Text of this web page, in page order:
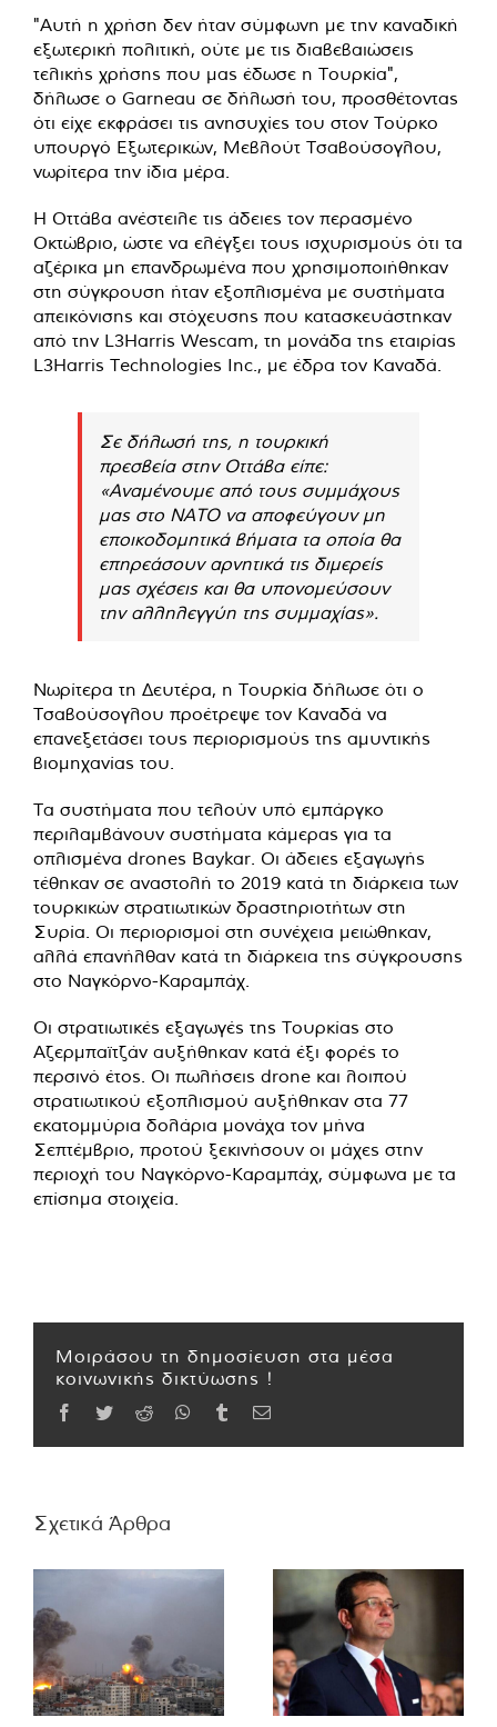
"Αυτή η χρήση δεν ήταν σύμφωνη με την καναδική
εξωτερική πολιτική, ούτε με τις διαβεβαιώσεις
τελικής χρήσης που μας έδωσε η Τουρκία",
δήλωσε ο Garneau σε δήλωσή του, προσθέτοντας
ότι είχε εκφράσει τις ανησυχίες του στον Τούρκο
υπουργό Εξωτερικών, Μεβλούτ Τσαβούσογλου,
νωρίτερα την ίδια μέρα.
Η Οττάβα ανέστειλε τις άδειες τον περασμένο
Οκτώβριο, ώστε να ελέγξει τους ισχυρισμούς ότι τα
αζέρικα μη επανδρωμένα που χρησιμοποιήθηκαν
στη σύγκρουση ήταν εξοπλισμένα με συστήματα
απεικόνισης και στόχευσης που κατασκευάστηκαν
από την L3Harris Wescam, τη μονάδα της εταιρίας
L3Harris Technologies Inc., με έδρα τον Καναδά.
Σε δήλωσή της, η τουρκική
πρεσβεία στην Οττάβα είπε:
«Αναμένουμε από τους συμμάχους
μας στο ΝΑΤΟ να αποφεύγουν μη
εποικοδομητικά βήματα τα οποία θα
επηρεάσουν αρνητικά τις διμερείς
μας σχέσεις και θα υπονομεύσουν
την αλληλεγγύη της συμμαχίας».
Νωρίτερα τη Δευτέρα, η Τουρκία δήλωσε ότι ο
Τσαβούσογλου προέτρεψε τον Καναδά να
επανεξετάσει τους περιορισμούς της αμυντικής
βιομηχανίας του.
Τα συστήματα που τελούν υπό εμπάργκο
περιλαμβάνουν συστήματα κάμερας για τα
οπλισμένα drones Baykar. Οι άδειες εξαγωγής
τέθηκαν σε αναστολή το 2019 κατά τη διάρκεια των
τουρκικών στρατιωτικών δραστηριοτήτων στη
Συρία. Οι περιορισμοί στη συνέχεια μειώθηκαν,
αλλά επανήλθαν κατά τη διάρκεια της σύγκρουσης
στο Ναγκόρνο-Καραμπάχ.
Οι στρατιωτικές εξαγωγές της Τουρκίας στο
Αζερμπαϊτζάν αυξήθηκαν κατά έξι φορές το
περσινό έτος. Οι πωλήσεις drone και λοιπού
στρατιωτικού εξοπλισμού αυξήθηκαν στα 77
εκατομμύρια δολάρια μονάχα τον μήνα
Σεπτέμβριο, προτού ξεκινήσουν οι μάχες στην
περιοχή του Ναγκόρνο-Καραμπάχ, σύμφωνα με τα
επίσημα στοιχεία.
Μοιράσου τη δημοσίευση στα μέσα
κοινωνικής δικτύωσης !
Facebook
TwitterReddit WhatsApp
TumblrEmail
Σχετικά Άρθρα